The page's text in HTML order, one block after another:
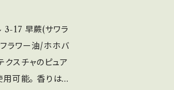
3-17 早蕨(サワラ
ラワー油/ホホバ
クスチャのピュア
可能。 香りはça